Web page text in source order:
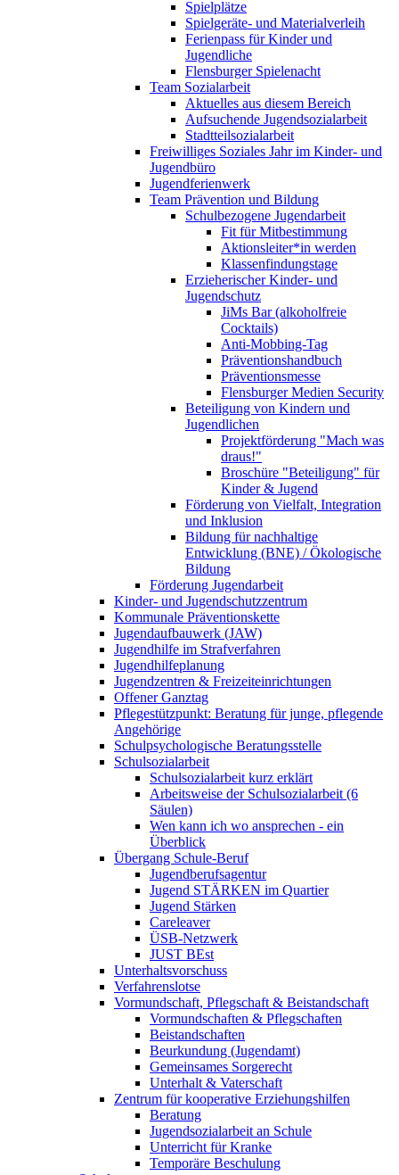
Spielplätze
Spielgeräte- und Materialverleih
Ferienpass für Kinder und
Jugendliche
Flensburger Spielenacht
Team Sozialarbeit
Aktuelles aus diesem Bereich
Aufsuchende Jugendsozialarbeit
Stadtteilsozialarbeit
Freiwilliges Soziales Jahr im Kinder- und
Jugendbüro
Jugendferienwerk
Team Prävention und Bildung
Schulbezogene Jugendarbeit
Fit für Mitbestimmung
Aktionsleiter*in werden
Klassenfindungstage
Erzieherischer Kinder- und
Jugendschutz
JiMs Bar (alkoholfreie
Cocktails)
Anti-Mobbing-Tag
Präventionshandbuch
Präventionsmesse
Flensburger Medien Security
Beteiligung von Kindern und
Jugendlichen
Projektförderung "Mach was
draus!"
Broschüre "Beteiligung" für
Kinder & Jugend
Förderung von Vielfalt, Integration
und Inklusion
Bildung für nachhaltige
Entwicklung (BNE) / Ökologische
Bildung
Förderung Jugendarbeit
Kinder- und Jugendschutzzentrum
Kommunale Präventionskette
Jugendaufbauwerk (JAW)
Jugendhilfe im Strafverfahren
Jugendhilfeplanung
Jugendzentren & Freizeiteinrichtungen
Offener Ganztag
Pflegestützpunkt: Beratung für junge, pflegende
Angehörige
Schulpsychologische Beratungsstelle
Schulsozialarbeit
Schulsozialarbeit kurz erklärt
Arbeitsweise der Schulsozialarbeit (6
Säulen)
Wen kann ich wo ansprechen - ein
Überblick
Übergang Schule-Beruf
Jugendberufsagentur
Jugend STÄRKEN im Quartier
Jugend Stärken
Careleaver
ÜSB-Netzwerk
JUST BEst
Unterhaltsvorschuss
Verfahrenslotse
Vormundschaft, Pflegschaft & Beistandschaft
Vormundschaften & Pflegschaften
Beistandschaften
Beurkundung (Jugendamt)
Gemeinsames Sorgerecht
Unterhalt & Vaterschaft
Zentrum für kooperative Erziehungshilfen
Beratung
Jugendsozialarbeit an Schule
Unterricht für Kranke
Temporäre Beschulung